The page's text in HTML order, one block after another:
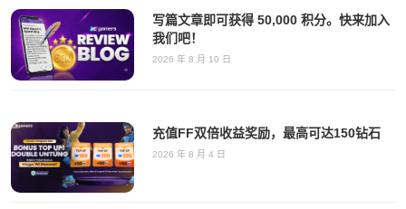
写篇文章即可获得 50,000 积分。快来加入
我们吧！
2026 年 8 月 10 日
充值FF双倍收益奖励，最高可达150钻石
2026 年 8 月 4 日